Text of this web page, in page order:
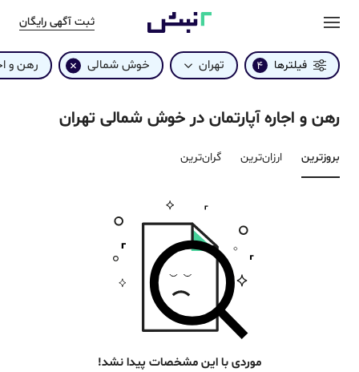
ثبت آگهی رایگان
فیلترها 4 تهران خوش شمالی رهن و
رهن و اجاره آپارتمان در خوش شمالی تهران
بروزترین‌ ارزان‌ترین گران‌ترین
موردی با این مشخصات پیدا نشد!